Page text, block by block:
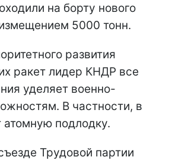
на борту нового
5000 тонн.
развития
ракет лидер КНДР все
уделяет военно-
В частности, в
атомную подлодку.
Трудовой партии